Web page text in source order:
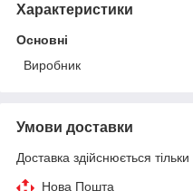
Характеристики
Основні
Виробник
Умови доставки
Доставка здійснюється
Нова Пошта